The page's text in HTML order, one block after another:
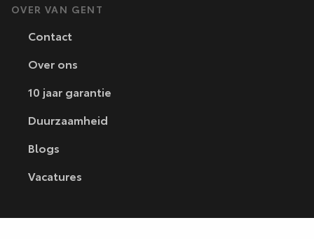
OVER VAN GENT
Contact
Over ons
10 jaar garantie
Duurzaamheid
Blogs
Vacatures